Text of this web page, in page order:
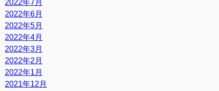
2022年7月
2022年6月
2022年5月
2022年4月
2022年3月
2022年2月
2022年1月
2021年12月